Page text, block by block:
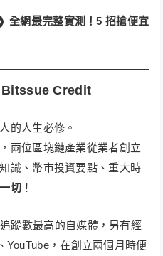
網最完整實測！5 招搶便宜
Bitssue Credit
的人生必修。
兩位區塊鏈產業從業者創立
識、幣市投資要點、重大時
切 ！​
蹤數最高的自媒體，另有經
YouTube，在創立兩個月時便